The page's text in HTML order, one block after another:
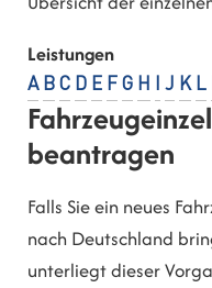
Leistungen
A B C D E F G H J K L
beantragen
Falls Sie ein neues
nach Deutschland
unterliegt dieser